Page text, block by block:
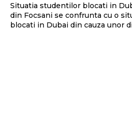
Situatia studentilor blocati in
din Focsani se confrunta cu o
blocati in Dubai din cauza unor